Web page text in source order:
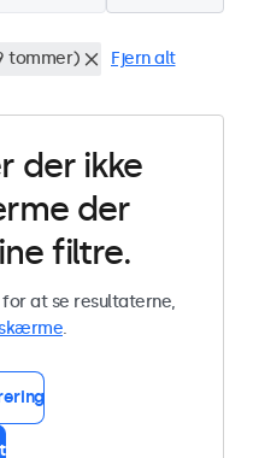
tommer) Fjern alt
der ikke
der
filtre.
at se resultaterne,
.